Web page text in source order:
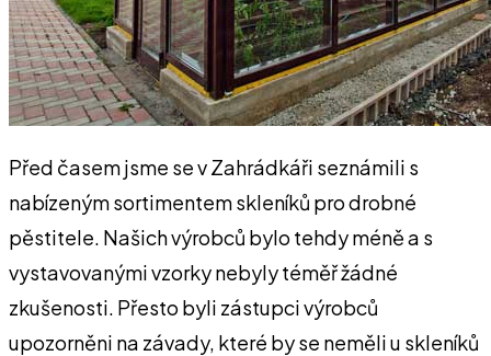
Před časem jsme se v Zahrádkáři seznámili s
nabízeným sortimentem skleníků pro drobné
pěstitele. Našich výrobců bylo tehdy méně a s
vystavovanými vzorky nebyly téměř žádné
zkušenosti. Přesto byli zástupci výrobců
upozorněni na závady, které by se neměli u skleníků